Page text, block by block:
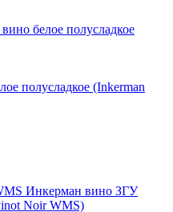
полусладкое (Inkerman